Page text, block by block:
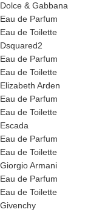
Dolce & Gabbana
Eau de Parfum
Eau de Toilette
Dsquared2
Eau de Parfum
Eau de Toilette
Elizabeth Arden
Eau de Parfum
Eau de Toilette
Escada
Eau de Parfum
Eau de Toilette
Giorgio Armani
Eau de Parfum
Eau de Toilette
Givenchy